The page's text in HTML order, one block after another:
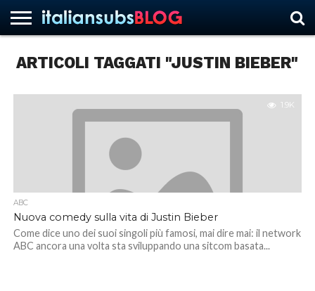
NEWS
ASCOLTI
RECENSIONI
INTERVISTE
CURIOSITÀ
CHI
CONTATTACI
FORUM
ITALIANSUBS
ARTICOLI TAGGATI "JUSTIN BIEBER"
1.9K
ABC
Nuova comedy sulla vita di Justin Bieber
Come dice uno dei suoi singoli più famosi, mai dire mai: il network
ABC ancora una volta sta sviluppando una sitcom basata...